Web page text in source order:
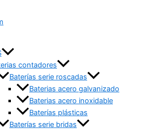
contadores
Baterías serie roscadas
Baterias acero galvanizado
Baterias acero inoxidable
Baterías plásticas
Baterías serie bridas